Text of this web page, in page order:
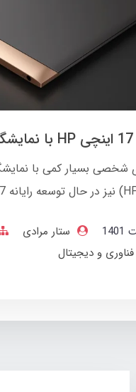
شخصی بسیار کمی با
ستار مرادی
فناوری و دیجیتال